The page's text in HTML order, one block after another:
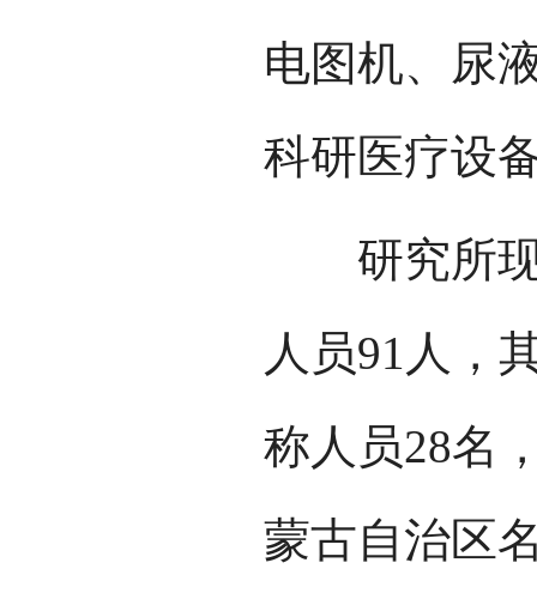
电图机、尿
科研医疗设
研究所现
人员91人，
称人员28名
蒙古自治区